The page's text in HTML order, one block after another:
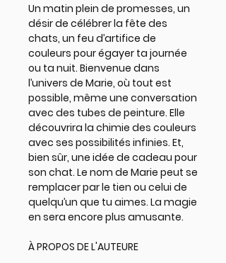
Un matin plein de promesses, un
désir de célébrer la fête des
chats, un feu d’artifice de
couleurs pour égayer ta journée
ou ta nuit. Bienvenue dans
l’univers de Marie, où tout est
possible, même une conversation
avec des tubes de peinture. Elle
découvrira la chimie des couleurs
avec ses possibilités infinies. Et,
bien sûr, une idée de cadeau pour
son chat. Le nom de Marie peut se
remplacer par le tien ou celui de
quelqu’un que tu aimes. La magie
en sera encore plus amusante.
À PROPOS DE L'AUTEURE